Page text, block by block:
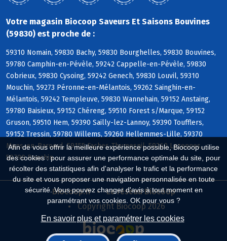
Afin de vous offrir la meilleure expérience possible, Biocoop utilise
des cookies : pour assurer une performance optimale du site, pour
récolter des statistiques afin d'analyser le trafic et la performance
du site et vous proposer une navigation personnalisée en toute
sécurité. Vous pouvez changer d'avis à tout moment en
paramétrant vos cookies. OK pour vous ?
En savoir plus et paramétrer les cookies
Votre magasin Biocoop Saveurs Et Saisons Bouvines
(59830) est proche de :
59310 Nomain, 59830 Bachy, 59830 Bourghelles, 59830 Bouvines,
59780 Camphin-en-Pévèle, 59242 Cappelle-en-Pévèle, 59830
Cobrieux, 59830 Cysoing, 59242 Genech, 59830 Louvil, 59310
Mouchin, 59273 Péronne-en-Mélantois, 59262 Sainghin-en-
Mélantois, 59242 Templeuve, 59830 Wannehain, 59152 Anstaing,
59780 Baisieux, 59152 Chéreng, 59510 Forest s/Marque, 59152
Gruson, 59510 Hem, 59390 Sailly-lez-Lannoy, 59390 Toufflers,
59152 Tressin, 59780 Willems, 59260 Hellemmes-Lille, 59370
Mons-en-Baroeul, 59155 Faches-Thumesnil, 59260 Lezennes,
59790 Ronchin
Biocoop.fr
Le réseau Biocoop
Copyright Biocoop 2026